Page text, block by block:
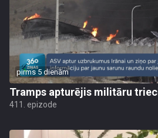
pirms 5 dienām
Tramps apturējis militāru
411. epizode